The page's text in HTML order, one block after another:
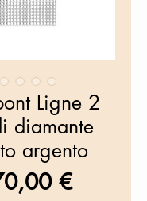
Ligne 2
diamante
argento
€Prezzo